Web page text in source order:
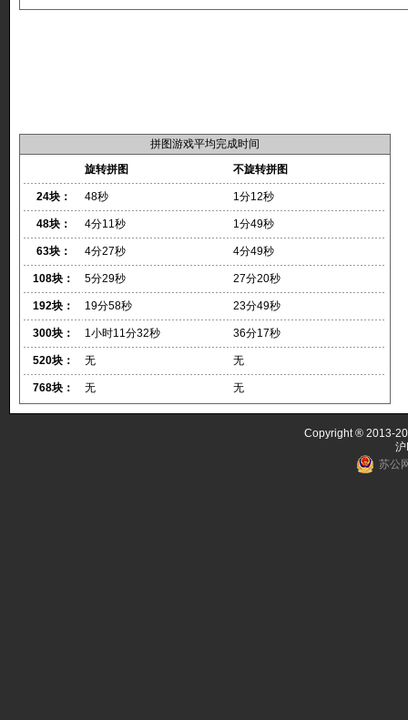
拼图游戏平均完成时间
旋转拼图
不旋转拼图
24块： 48秒 1分12秒
48块： 4分11秒 1分49秒
63块： 4分27秒 4分49秒
108块： 5分29秒 27分20秒
192块： 19分58秒 23分49秒
300块： 1小时11分32秒 36分17秒
520块： 无 无
768块： 无 无
Copyright ® 2013-
苏公